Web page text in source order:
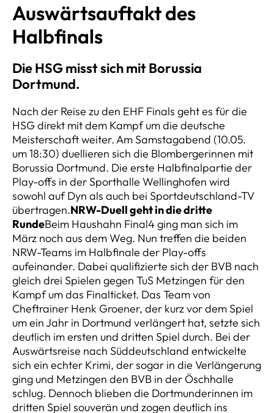
Auswärtsauftakt des
Halbfinals
Die HSG misst sich mit Borussia
Dortmund.
Nach der Reise zu den EHF Finals geht es für die
HSG direkt mit dem Kampf um die deutsche
Meisterschaft weiter. Am Samstagabend (10.05.
um 18:30) duellieren sich die Blombergerinnen mit
Borussia Dortmund. Die erste Halbfinalpartie der
Play-offs in der Sporthalle Wellinghofen wird
sowohl auf Dyn als auch bei Sportdeutschland-TV
übertragen.NRW-Duell geht in die dritte
RundeBeim Haushahn Final4 ging man sich im
März noch aus dem Weg. Nun treffen die beiden
NRW-Teams im Halbfinale der Play-offs
aufeinander. Dabei qualifizierte sich der BVB nach
gleich drei Spielen gegen TuS Metzingen für den
Kampf um das Finalticket. Das Team von
Cheftrainer Henk Groener, der kurz vor dem Spiel
um ein Jahr in Dortmund verlängert hat, setzte sich
deutlich im ersten und dritten Spiel durch. Bei der
Auswärtsreise nach Süddeutschland entwickelte
sich ein echter Krimi, der sogar in die Verlängerung
ging und Metzingen den BVB in der Öschhalle
schlug. Dennoch blieben die Dortmunderinnen im
dritten Spiel souverän und zogen deutlich ins